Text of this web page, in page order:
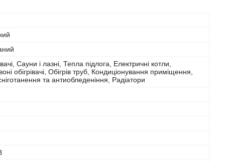
Сауни і лазні, Тепла підлога, Електричні котли,
обігрівачі, Обігрів труб, Кондиціонування приміщення,
та антиобледеніння, Радіатори